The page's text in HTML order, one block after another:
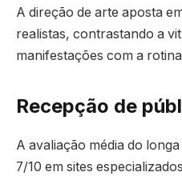
A direção de arte aposta
realistas, contrastando a
manifestações com a
Recepção de
A avaliação média do
7/10 em sites